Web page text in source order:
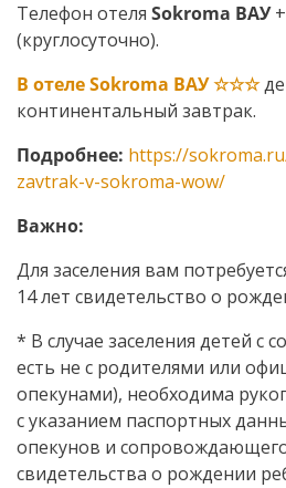
Телефон отеля Sokroma ВАУ
(круглосуточно).
В отеле Sokroma ВАУ☆☆☆
континентальный завтрак.
Подробнее: https://
zavtrak-v-sokroma-wow/
Важно:
Для заселения вам
14 лет свидетельство о
* В случае заселения детей
есть не с родителями или
опекунами), необходима
с указанием паспортных
опекунов и
свидетельства о рождении